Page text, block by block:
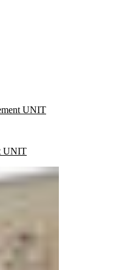
UNIT
UNIT